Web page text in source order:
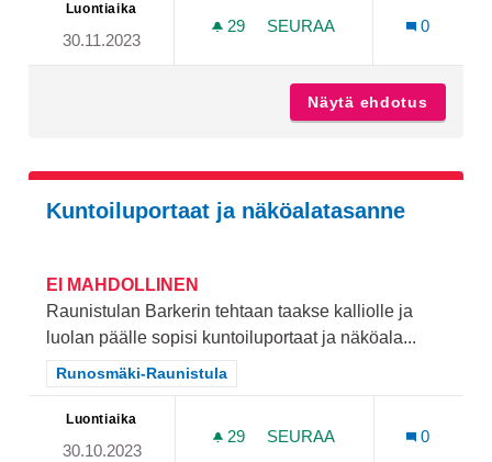
Luontiaika
30.11.2023
29 29 SEURAAJAA
SEURAA
0
Näytä ehdotus
Kuntoiluportaat ja näköalatasanne
EI MAHDOLLINEN
Raunistulan Barkerin tehtaan taakse kalliolle ja
luolan päälle sopisi kuntoiluportaat ja näköala...
Rajaa tulokset teeman mukaan: Runosmäki-Raunistula
Runosmäki-Raunistula
Luontiaika
30.10.2023
29 29 SEURAAJAA
SEURAA
0